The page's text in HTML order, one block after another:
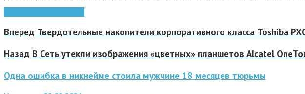
Вперед Твердотельные накопители корпоративного класса Toshiba
Назад В Сеть утекли изображения «цветных» планшетов Alcatel
Одна ошибка в никнейме стоила мужчине 18 месяцев тюрьмы